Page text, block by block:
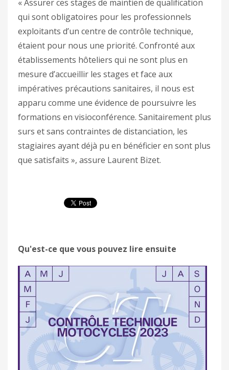
« Assurer ces stages de maintien de qualification
qui sont obligatoires pour les professionnels
exploitants d’un centre de contrôle technique,
étaient pour nous une priorité. Confronté aux
établissements hôteliers qui ne sont plus en
mesure d’accueillir les stages et face aux
impératives précautions sanitaires, il nous est
apparu comme une évidence de poursuivre les
formations en visioconférence. Sanitairement plus
surs et sans contraintes de distanciation, les
stagiaires ayant déjà pu en bénéficier en sont plus
que satisfaits », assure Laurent Bizet.
Qu'est-ce que vous pouvez lire ensuite